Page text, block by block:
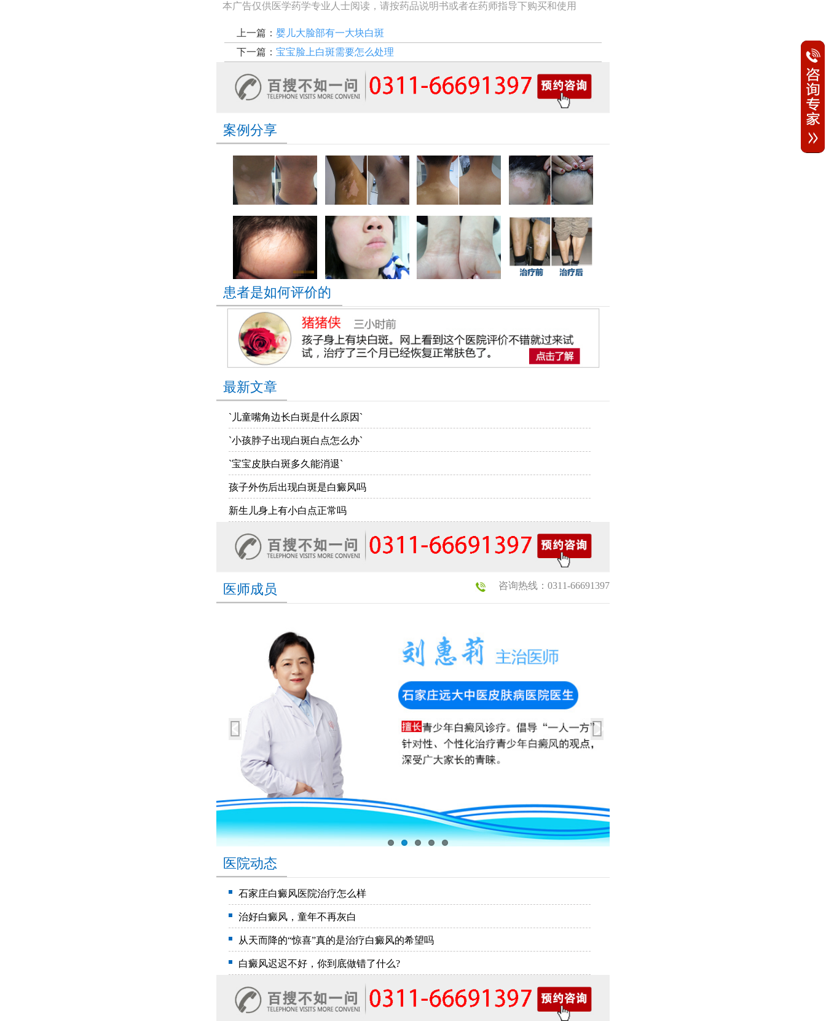
本广告仅供医学药学专业人士阅读，请按药品说明书或者在药师指导下购买和使用
上一篇： 婴儿大脸部有一大块白斑
下一篇： 宝宝脸上白斑需要怎么处理
案例分享
患者是如何评价的
最新文章
`儿童嘴角边长白斑是什么原因`
`小孩脖子出现白斑白点怎么办`
`宝宝皮肤白斑多久能消退`
孩子外伤后出现白斑是白癜风吗
新生儿身上有小白点正常吗
咨询热线：0311-66691397
医师成员
医院动态
石家庄白癜风医院治疗怎么样
治好白癜风，童年不再灰白
从天而降的“惊喜”真的是治疗白癜风的希望吗
白癜风迟迟不好，你到底做错了什么?